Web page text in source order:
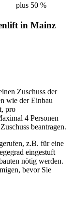
plus 50 %
in Mainz
Zuschuss der
wie der Einbau
pro
4 Personen
beantragen.
z.B. für eine
eingestuft
nötig werden.
bevor Sie